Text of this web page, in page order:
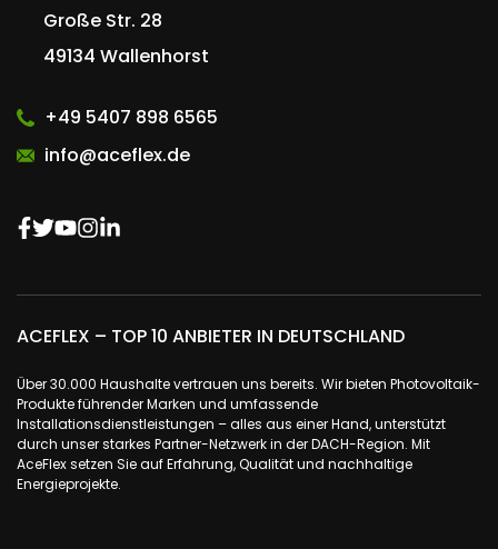
Große Str. 28
49134 Wallenhorst
+49 5407 898 6565
info@aceflex.de
ACEFLEX – TOP 10 ANBIETER IN DEUTSCHLAND
Über 30.000 Haushalte vertrauen uns bereits. Wir bieten Photovoltaik-
Produkte führender Marken und umfassende
Installationsdienstleistungen – alles aus einer Hand, unterstützt
durch unser starkes Partner-Netzwerk in der DACH-Region. Mit
AceFlex setzen Sie auf Erfahrung, Qualität und nachhaltige
Energieprojekte.